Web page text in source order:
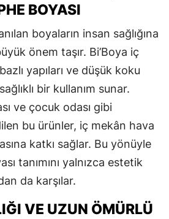
BOYASI
boyaların insan sağlığına
önem taşır. Bi’Boya iç
yapıları ve düşük koku
bir kullanım sunar.
ve çocuk odası gibi
bu ürünler, iç mekân hava
katkı sağlar. Bu yönüyle
tanımını yalnızca estetik
da karşılar.
VE UZUN ÖMÜRLÜ